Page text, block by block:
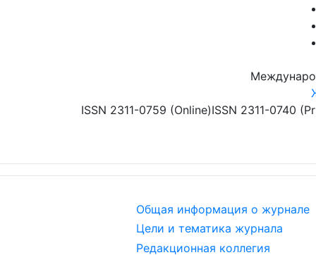
ISSN 2311-0759 (Online)ISSN 2311-0740
Общая информация о журнале
Цели и тематика журнала
Редакционная коллегия